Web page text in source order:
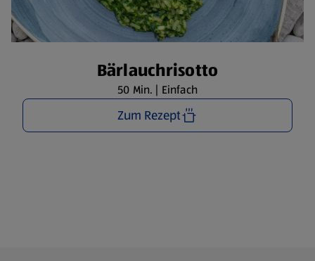
Bärlauchrisotto
50 Min. | Einfach
Zum Rezept